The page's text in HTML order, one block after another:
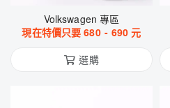
Volkswagen 專區
現在特價只要680 - 690 元
選購